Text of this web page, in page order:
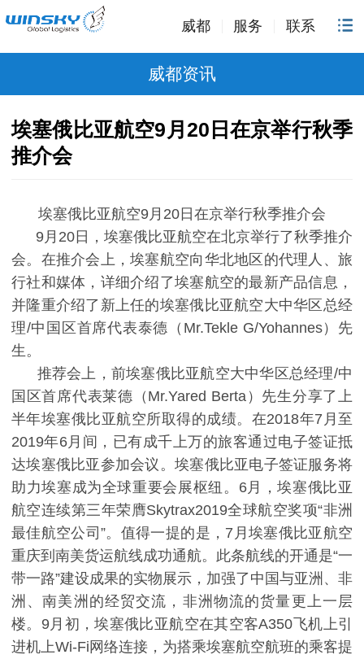
威都 服务 联系
威都资讯
埃塞俄比亚航空9月20日在京举行秋季
推介会​
埃塞俄比亚航空9月20日在京举行秋季推介会
9月20日，埃塞俄比亚航空在北京举行了秋季推介
会。在推介会上，埃塞航空向华北地区的代理人、旅
行社和媒体，详细介绍了埃塞航空的最新产品信息，
并隆重介绍了新上任的埃塞俄比亚航空大中华区总经
理/中国区首席代表泰德（Mr.Tekle G/Yohannes）先
生。
推荐会上，前埃塞俄比亚航空大中华区总经理/中
国区首席代表莱德（Mr.Yared Berta）先生分享了上
半年埃塞俄比亚航空所取得的成绩。在2018年7月至
2019年6月间，已有成千上万的旅客通过电子签证抵
达埃塞俄比亚参加会议。埃塞俄比亚电子签证服务将
助力埃塞成为全球重要会展枢纽。6月，埃塞俄比亚
航空连续第三年荣膺Skytrax2019全球航空奖项“非洲
最佳航空公司”。值得一提的是，7月埃塞俄比亚航空
重庆到南美货运航线成功通航。此条航线的开通是“一
带一路”建设成果的实物展示，加强了中国与亚洲、非
洲、南美洲的经贸交流，非洲物流的货量更上一层
楼。9月初，埃塞俄比亚航空在其空客A350飞机上引
进机上Wi-Fi网络连接，为搭乘埃塞航空航班的乘客提